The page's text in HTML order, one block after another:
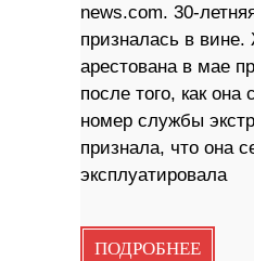
news.com. 30-
призналась в
арестована в мае
после того, как она
номер службы
признала, что она
эксплуатировала
ПОДРОБНЕЕ